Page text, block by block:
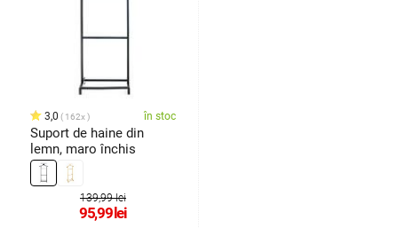
3,0 162x în stoc
Suport de haine din
lemn, maro închis
139,99 lei
95,99lei